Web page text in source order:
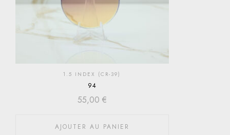
1.5 INDEX (CR-39)
94
55,00 €
AJOUTER AU PANIER